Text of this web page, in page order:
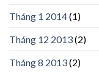
Tháng 1 2014(1)
Tháng 12 2013(2)
Tháng 8 2013(2)